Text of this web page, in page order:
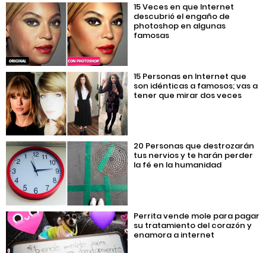
15 Veces en que Internet
descubrió el engaño de
photoshop en algunas
famosas
15 Personas en Internet que
son idénticas a famosos; vas a
tener que mirar dos veces
20 Personas que destrozarán
tus nervios y te harán perder
la fé en la humanidad
Perrita vende mole para pagar
su tratamiento del corazón y
enamora a internet